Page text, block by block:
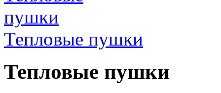
Тепловые пушки
Тепловые пушки